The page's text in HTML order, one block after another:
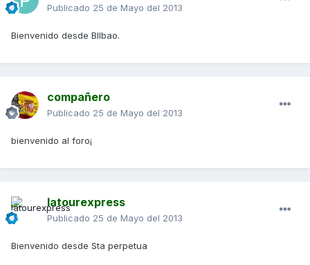
Publicado 25 de Mayo del 2013
Bienvenido desde BIlbao.
compañero
Publicado 25 de Mayo del 2013
bienvenido al foro¡
latourexpress
Publicado 25 de Mayo del 2013
Bienvenido desde Sta perpetua